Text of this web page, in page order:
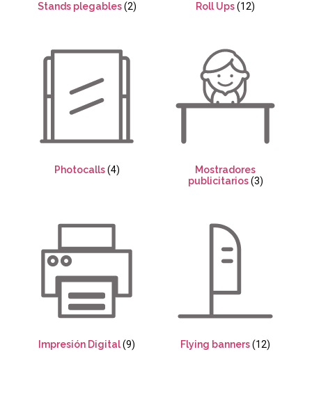
Stands plegables(2) Roll Ups(12)
Photocalls(4)
Mostradores
publicitarios(3)
Impresión Digital(9) Flying banners(12)